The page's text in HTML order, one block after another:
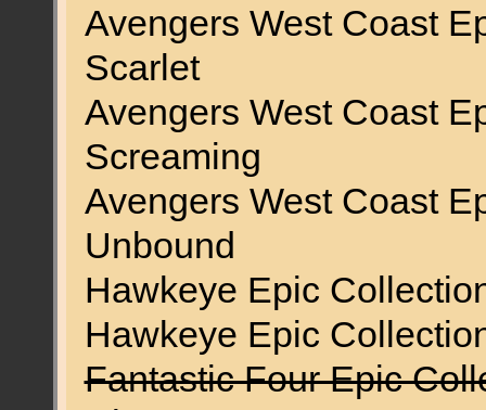
Avengers West Coast
Scarlet
Avengers West Coast
Screaming
Avengers West Coast
Unbound
Hawkeye Epic
Hawkeye Epic
Fantastic Four Epic